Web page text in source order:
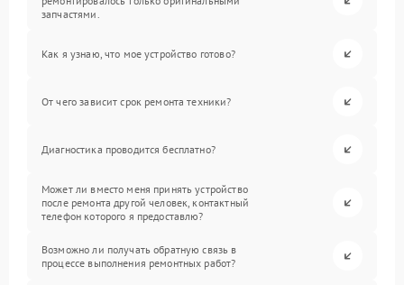
запчастями.
Как я узнаю, что мое устройство готово?
От чего зависит срок ремонта техники?
Диагностика проводится бесплатно?
Может ли вместо меня принять устройство
после ремонта другой человек, контактный
телефон которого я предоставлю?
Возможно ли получать обратную связь в
процессе выполнения ремонтных работ?